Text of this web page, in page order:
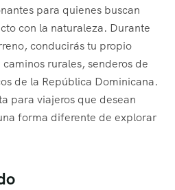
para quienes buscan
con la naturaleza. Durante
conducirás tu propio
rurales, senderos de
de la República Dominicana.
para viajeros que desean
forma diferente de explorar